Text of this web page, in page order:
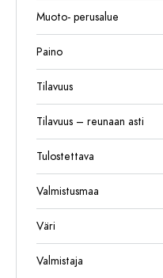
Muoto- perusalue
Paino
Tilavuus
Tilavuus – reunaan asti
Tulostettava
Valmistusmaa
Väri
Valmistaja